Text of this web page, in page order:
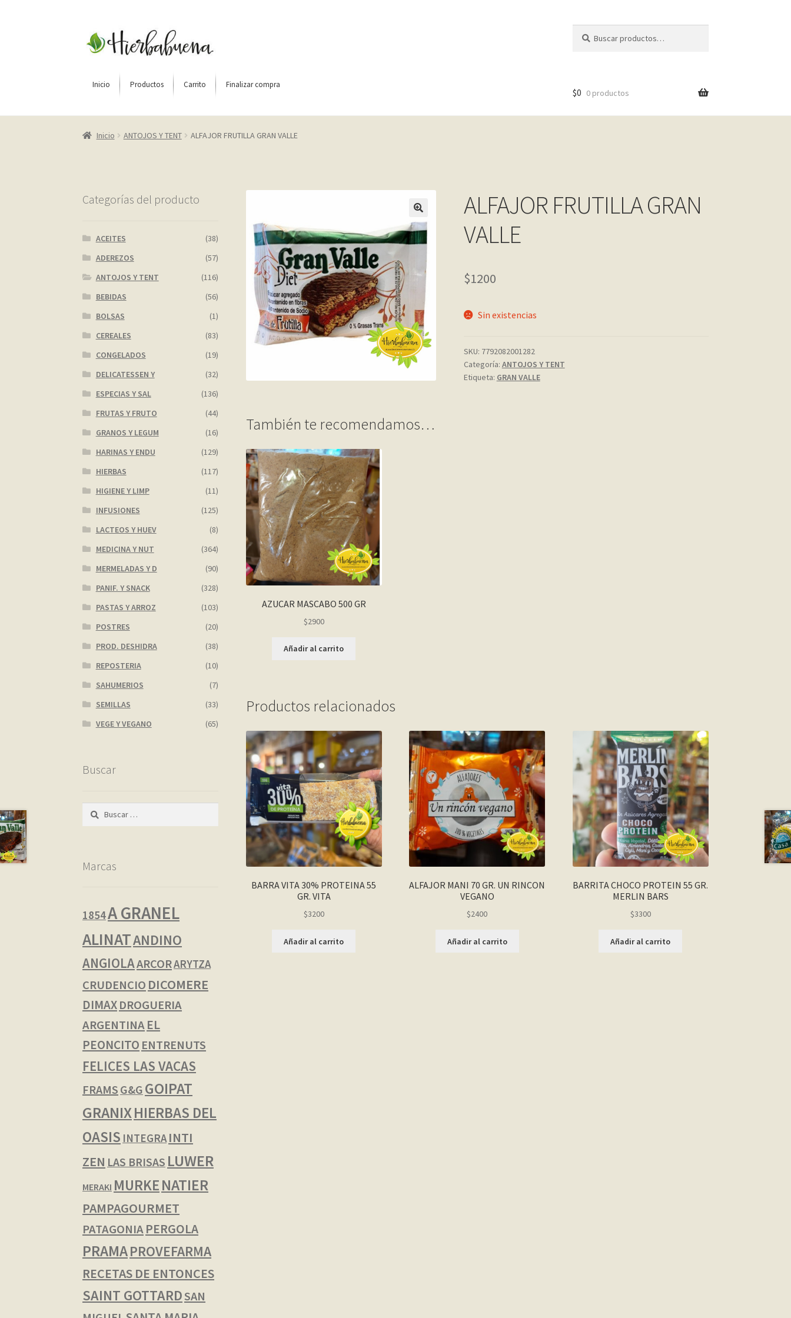
a
navegación
al
por:
Inicio Productos Carrito Finalizar compra
InicioAbout UsBlogCarritoCartCheckoutContactFinalizar compraFrequently Questions
$0 0 productos
Inicio ANTOJOS Y TENT ALFAJOR FRUTILLA GRAN VALLE
ALFAJOR FRUTILLA GRAN
VALLE
$1200
Sin existencias
SKU: 7792082001282
Categoría: ANTOJOS Y TENT
Etiqueta: GRAN VALLE
También te recomendamos…
AZUCAR MASCABO 500 GR
$2900
Añadir al carrito
Productos relacionados
BARRA VITA 30% PROTEINA 55
GR. VITA
$3200
Añadir al carrito
ALFAJOR MANI 70 GR. UN RINCON
VEGANO
$2400
Añadir al carrito
BARRITA CHOCO PROTEIN 55 GR.
MERLIN BARS
$3300
Añadir al carrito
Categorías del producto
ACEITES
(38)
ADEREZOS
(57)
ANTOJOS Y TENT
(116)
BEBIDAS
(56)
BOLSAS
(1)
CEREALES
(83)
CONGELADOS
(19)
DELICATESSEN Y
(32)
ESPECIAS Y SAL
(136)
FRUTAS Y FRUTO
(44)
GRANOS Y LEGUM
(16)
HARINAS Y ENDU
(129)
HIERBAS
(117)
HIGIENE Y LIMP
(11)
INFUSIONES
(125)
LACTEOS Y HUEV
(8)
MEDICINA Y NUT
(364)
MERMELADAS Y D
(90)
PANIF. Y SNACK
(328)
PASTAS Y ARROZ
(103)
POSTRES
(20)
PROD. DESHIDRA
(38)
REPOSTERIA
(10)
SAHUMERIOS
(7)
SEMILLAS
(33)
VEGE Y VEGANO
(65)
Buscar
Buscar:
Marcas
1854A GRANEL
ALINATANDINO
ANGIOLAARCORARYTZA
CRUDENCIO DICOMERE
DIMAXDROGUERIA
ARGENTINAEL
PEONCITO ENTRENUTS
FELICES LAS VACAS
FRAMS G&G GOIPAT
GRANIXHIERBAS DEL
OASIS INTEGRA INTI
ZEN LAS BRISAS LUWER
MERAKI MURKENATIER
PAMPAGOURMET
PATAGONIAPERGOLA
PRAMAPROVEFARMA
RECETAS DE ENTONCES
SAINT GOTTARDSAN